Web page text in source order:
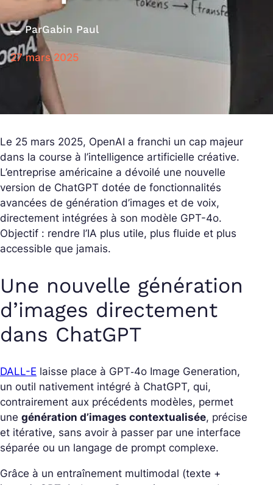
ParGabin Paul
27 mars 2025
Le 25 mars 2025, OpenAI a franchi un cap majeur
dans la course à l’intelligence artificielle créative.
L’entreprise américaine a dévoilé une nouvelle
version de ChatGPT dotée de fonctionnalités
avancées de génération d’images et de voix,
directement intégrées à son modèle GPT-4o.
Objectif : rendre l’IA plus utile, plus fluide et plus
accessible que jamais.
Une nouvelle génération
d’images directement
dans ChatGPT
DALL-E laisse place à GPT‑4o Image Generation,
un outil nativement intégré à ChatGPT, qui,
contrairement aux précédents modèles, permet
une génération d’images contextualisée, précise
et itérative, sans avoir à passer par une interface
séparée ou un langage de prompt complexe.
Grâce à un entraînement multimodal (texte +